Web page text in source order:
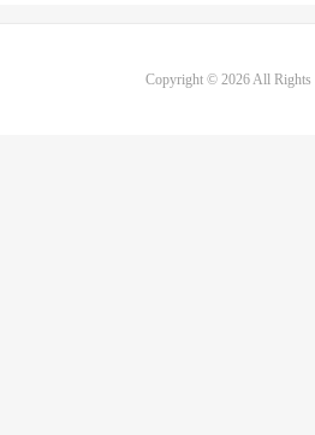
Copyright © 2026 All